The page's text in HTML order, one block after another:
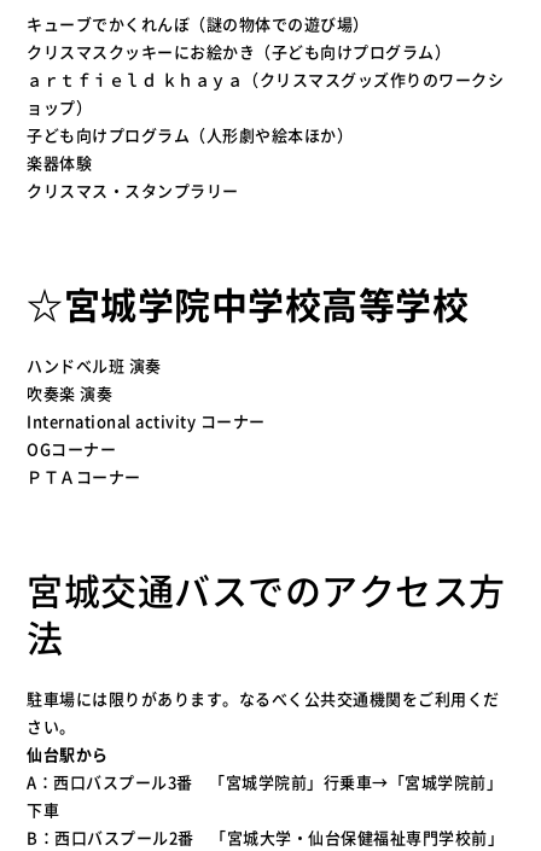
キューブでかくれんぼ（謎の物体での遊び場）
クリスマスクッキーにお絵かき（子ども向けプログラム）
ａｒｔｆｉｅｌｄ ｋｈａｙａ（クリスマスグッズ作りのワークシ
ョップ）
子ども向けプログラム（人形劇や絵本ほか）
楽器体験
クリスマス・スタンプラリー
☆宮城学院中学校高等学校
ハンドベル班 演奏
吹奏楽 演奏
International activity コーナー
OGコーナー
ＰＴＡコーナー
宮城交通バスでのアクセス方
法
駐車場には限りがあります。なるべく公共交通機関をご利用くだ
さい。
仙台駅から
A：西口バスプール3番 「宮城学院前」行乗車→「宮城学院前」
下車
B：西口バスプール2番 「宮城大学・仙台保健福祉専門学校前」